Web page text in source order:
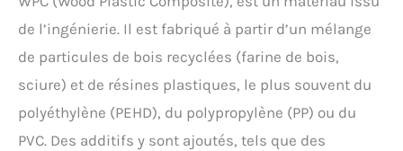
de l’ingénierie. Il est fabriqué à partir d’un mélange
de particules de bois recyclées (farine de bois,
sciure) et de résines plastiques, le plus souvent du
polyéthylène (PEHD), du polypropylène (PP) ou du
PVC. Des additifs y sont ajoutés, tels que des